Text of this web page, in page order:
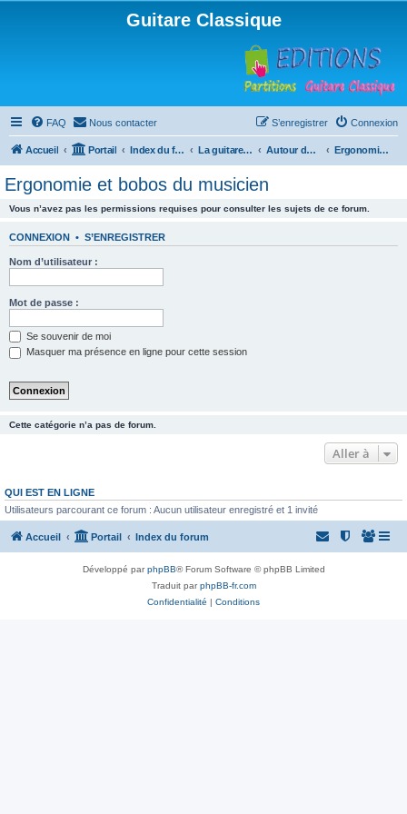
Guitare Classique
FAQ Nous contacter Connexion
S’enregistrer
Accueil Portail Index du forum La guitare : instrument, cours et théorie Autour de la guitare Ergonomie et bobos du musicien
Ergonomie et bobos du musicien
Vous n’avez pas les permissions requises pour consulter les sujets de ce forum.
CONNEXION • S’ENREGISTRER
Nom d’utilisateur :
Mot de passe :
Se souvenir de moi
Masquer ma présence en ligne pour cette session
Cette catégorie n’a pas de forum.
Aller à
QUI EST EN LIGNE
Utilisateurs parcourant ce forum : Aucun utilisateur enregistré et 1 invité
Accueil Portail Index du forum
Développé parphpBB® Forum Software © phpBB Limited
Traduit parphpBB-fr.com
Confidentialité | Conditions